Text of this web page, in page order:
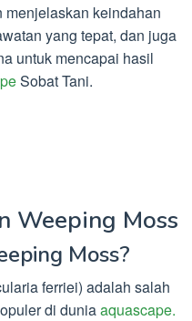
keindahan
yang tepat, dan juga
untuk mencapai hasil
Sobat Tani.
Weeping Moss
Moss?
ferriei) adalah salah
di duniaaquascape.